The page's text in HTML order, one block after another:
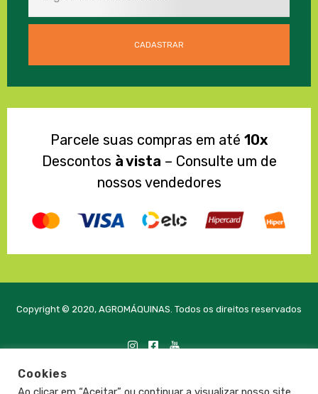
Parcele suas compras em até 10x
Descontos à vista – Consulte um de
nossos vendedores
Copyright © 2020, AGROMÁQUINAS. Todos os direitos reservados
Desenvolvido com
Cookies